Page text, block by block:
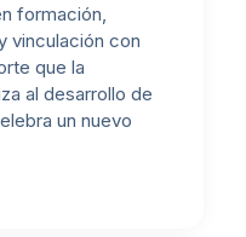
formación,
vinculación con
que la
al desarrollo de
un nuevo